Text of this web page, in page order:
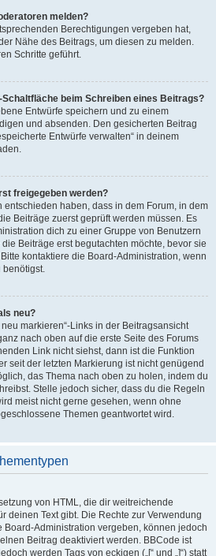
melden?
Berechtigungen vergeben hat,
Nähe des Beitrags, um diesen zu melden.
Schritte geführt.
beim Schreiben eines Beitrags?
Entwürfe speichern und zu einem
und absenden. Den gesicherten Beitrag
Entwürfe verwalten“ in deinem
freigegeben werden?
entschieden haben, dass in dem Forum, in dem
Beiträge zuerst geprüft werden müssen. Es
dich zu einer Gruppe von Benutzern
Beiträge erst begutachten möchte, bevor sie
kontaktiere die Board-Administration, wenn
benötigst.
neu?
markieren“-Links in der Beitragsansicht
nach oben auf die erste Seite des Forums
Link nicht siehst, dann ist die Funktion
seit der letzten Markierung ist nicht genügend
das Thema nach oben zu holen, indem du
Stelle jedoch sicher, dass du die Regeln
meist nicht gerne gesehen, wenn ohne
Themen geantwortet wird.
von HTML, die dir weitreichende
deinen Text gibt. Die Rechte zur Verwendung
Administration vergeben, können jedoch
Beitrag deaktiviert werden. BBCode ist
werden Tags von eckigen („[“ und „]“) statt